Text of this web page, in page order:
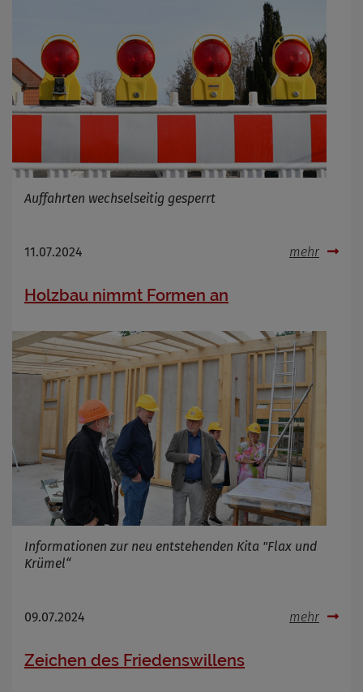
Auffahrten wechselseitig gesperrt
11.07.2024 mehr
Holzbau nimmt Formen an
Informationen zur neu entstehenden Kita "Flax und
Krümel“
09.07.2024 mehr
Zeichen des Friedenswillens